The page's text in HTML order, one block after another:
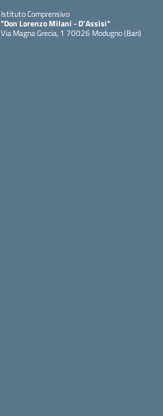
Istituto Comprensivo
"Don Lorenzo Milani - D’Assisi"
Via Magna Grecia, 1 70026 Modugno (Bari)
— Visita la pagina iniziale della scuola